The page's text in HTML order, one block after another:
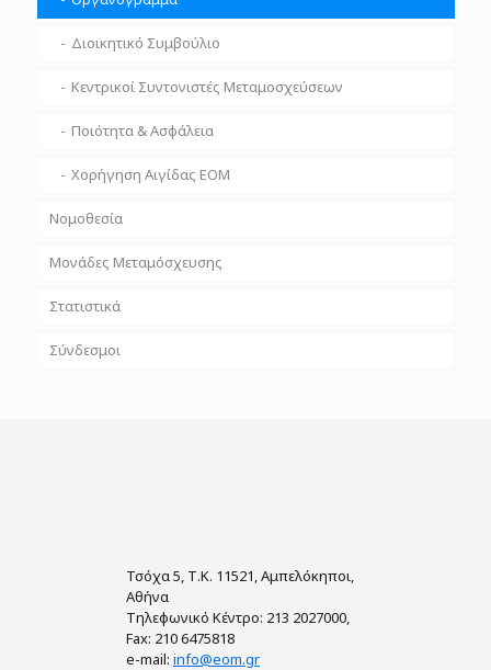
Διοικητικό Συμβούλιο
Κεντρικοί Συντονιστές Μεταμοσχεύσεων
Ποιότητα & Ασφάλεια
Πιστοποιήσεις
Πολιτική Ποιότητας
Ερωτηματολόγιο Ικανοποίησης
Ερωτηματολόγιο Ικανοποίησης
Satisfaction Questionnaire
Χορήγηση Αιγίδας ΕΟΜ
Νομοθεσία
Μονάδες Μεταμόσχευσης
Μονάδες Μεταμόσχευσης Οργάνων
Απολογισμοί Μεταμοσχευτικής Δραστηριότητας
Μονάδες Μεταμόσχευσης Ιστών
Στατιστικά
Απολογισμοί Μεταμοσχευτικής Δραστηριότητας
Σύνδεσμοι
Τσόχα 5, Τ.Κ. 11521, Αμπελόκηποι,
Αθήνα
Τηλεφωνικό Κέντρο: 213 2027000,
Fax: 210 6475818
e-mail: info@eom.gr